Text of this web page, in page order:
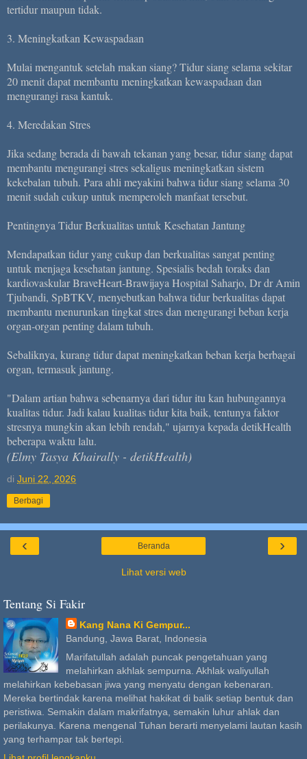
tertidur maupun tidak.
3. Meningkatkan Kewaspadaan
Mulai mengantuk setelah makan siang? Tidur siang selama sekitar
20 menit dapat membantu meningkatkan kewaspadaan dan
mengurangi rasa kantuk.
4. Meredakan Stres
Jika sedang berada di bawah tekanan yang besar, tidur siang dapat
membantu mengurangi stres sekaligus meningkatkan sistem
kekebalan tubuh. Para ahli meyakini bahwa tidur siang selama 30
menit sudah cukup untuk memperoleh manfaat tersebut.
Pentingnya Tidur Berkualitas untuk Kesehatan Jantung
Mendapatkan tidur yang cukup dan berkualitas sangat penting
untuk menjaga kesehatan jantung. Spesialis bedah toraks dan
kardiovaskular BraveHeart-Brawijaya Hospital Saharjo, Dr dr Amin
Tjubandi, SpBTKV, menyebutkan bahwa tidur berkualitas dapat
membantu menurunkan tingkat stres dan mengurangi beban kerja
organ-organ penting dalam tubuh.
Sebaliknya, kurang tidur dapat meningkatkan beban kerja berbagai
organ, termasuk jantung.
"Dalam artian bahwa sebenarnya dari tidur itu kan hubungannya
kualitas tidur. Jadi kalau kualitas tidur kita baik, tentunya faktor
stresnya mungkin akan lebih rendah," ujarnya kepada detikHealth
beberapa waktu lalu.
(Elmy Tasya Khairally - detikHealth)
di Juni 22, 2026
Berbagi
‹ ›
Beranda
Lihat versi web
Tentang Si Fakir
Kang Nana Ki Gempur...
Bandung, Jawa Barat, Indonesia
Marifatullah adalah puncak pengetahuan yang
melahirkan akhlak sempurna. Akhlak waliyullah
melahirkan kebebasan jiwa yang menyatu dengan kebenaran.
Mereka bertindak karena melihat hakikat di balik setiap bentuk dan
peristiwa. Semakin dalam makrifatnya, semakin luhur ahlak dan
perilakunya. Karena mengenal Tuhan berarti menyelami lautan kasih
yang terhampar tak bertepi.